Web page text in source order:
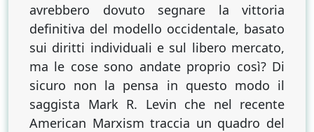
avrebbero dovuto segnare la vittoria
definitiva del modello occidentale, basato
sui diritti individuali e sul libero mercato,
ma le cose sono andate proprio così? Di
sicuro non la pensa in questo modo il
saggista Mark R. Levin che nel recente
American Marxism traccia un quadro del